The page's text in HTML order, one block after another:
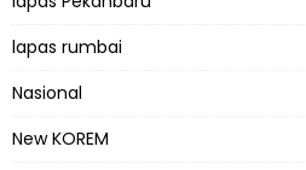
lapas rumbai
Nasional
New KOREM